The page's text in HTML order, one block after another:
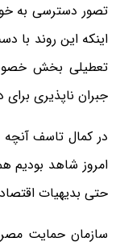
تصور دسترسی به
اینکه این روند با
تعطیلی بخش
جبران ناپذیری
در کمال تاسف آنچه
امروز شاهد بودیم
حتی بدیهیات
سازمان حمایت